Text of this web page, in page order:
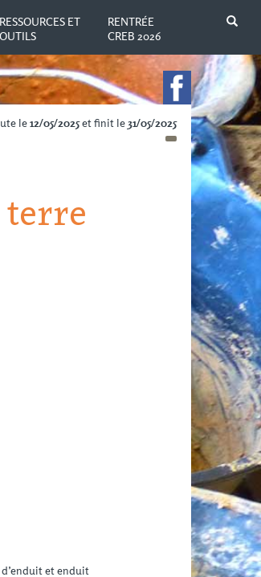
RESSOURCES ET
OUTILS
RENTRÉE
CREB 2026
le12/05/2025et finit le31/05/2025
terre
et enduit